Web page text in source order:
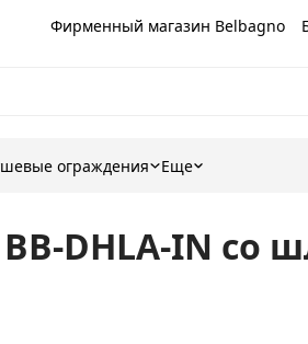
Фирменный магазин Belbagno
ограждения Еще
DHLA-IN со